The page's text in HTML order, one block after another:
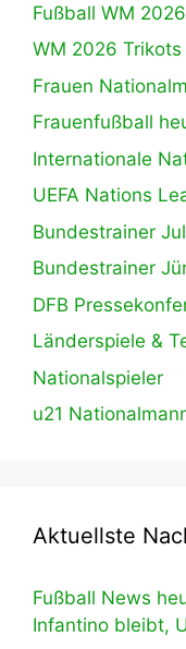
Fußball WM
WM 2026 Trikots
Frauen
Frauenfußball
Internationale
UEFA Nations
Bundestrainer
Bundestrainer
DFB
Länderspiele &
Nationalspieler
u21
Aktuellste
Fußball News
Infantino bleibt,